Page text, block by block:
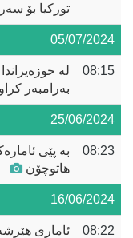
تورکیا بۆ
05/07/2024
08:15
لە
بەرامبەر
25/06/2024
08:23
بە پێی
هاتوچۆن
16/06/2024
08:22
ئاماری